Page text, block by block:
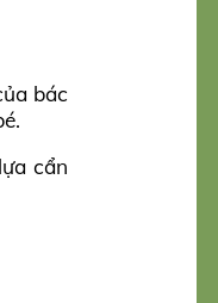
bác
cẩn